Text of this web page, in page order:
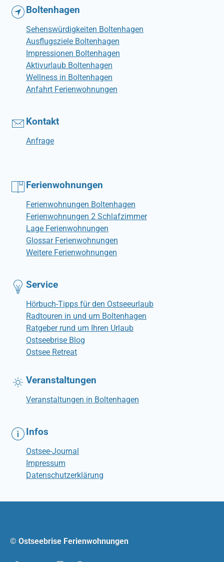
Boltenhagen
Sehenswürdigkeiten Boltenhagen
Ausflugsziele Boltenhagen
Impressionen Boltenhagen
Aktivurlaub Boltenhagen
Wellness in Boltenhagen
Anfahrt Ferienwohnungen
Kontakt
Anfrage
Ferienwohnungen
Ferienwohnungen Boltenhagen
Ferienwohnungen 2 Schlafzimmer
Lage Ferienwohnungen
Glossar Ferienwohnungen
Weitere Ferienwohnungen
Service
Hörbuch-Tipps für den Ostseeurlaub
Radtouren in und um Boltenhagen
Ratgeber rund um Ihren Urlaub
Ostseebrise Blog
Ostsee Retreat
Veranstaltungen
Veranstaltungen in Boltenhagen
Infos
Ostsee-Journal
Impressum
Datenschutzerklärung
© Ostseebrise Ferienwohnungen